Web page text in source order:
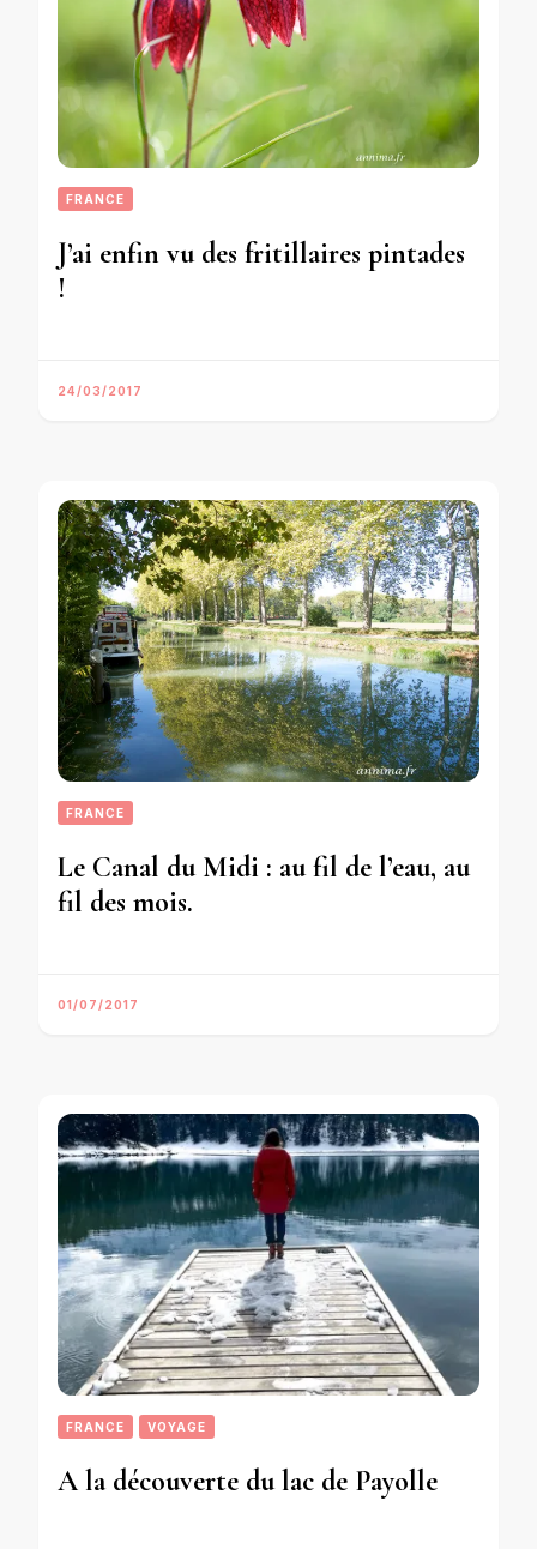
FRANCE
J’ai enfin vu des fritillaires pintades
!
24/03/2017
FRANCE
Le Canal du Midi : au fil de l’eau, au
fil des mois.
01/07/2017
FRANCE VOYAGE
A la découverte du lac de Payolle